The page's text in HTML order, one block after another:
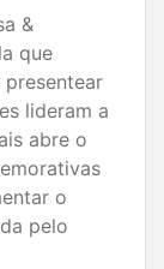
&
que
lideram a
abre o
o
pelo